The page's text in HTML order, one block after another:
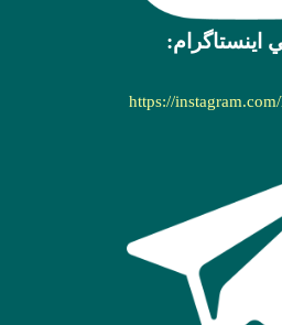
اينستاگرام:
https://